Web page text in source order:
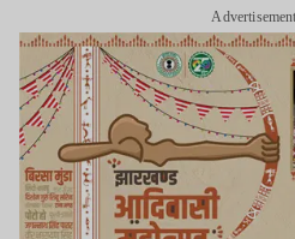
Advertisement